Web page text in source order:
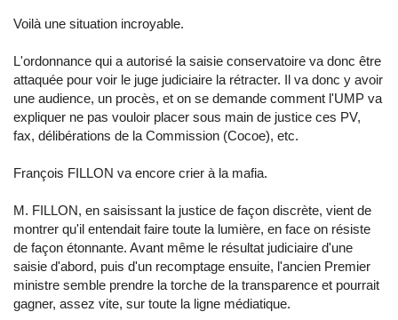
Voilà une situation incroyable.
L'ordonnance qui a autorisé la saisie conservatoire va donc être
attaquée pour voir le juge judiciaire la rétracter. Il va donc y avoir
une audience, un procès, et on se demande comment l'UMP va
expliquer ne pas vouloir placer sous main de justice ces PV,
fax, délibérations de la Commission (Cocoe), etc.
François FILLON va encore crier à la mafia.
M. FILLON, en saisissant la justice de façon discrète, vient de
montrer qu'il entendait faire toute la lumière, en face on résiste
de façon étonnante. Avant même le résultat judiciaire d'une
saisie d'abord, puis d'un recomptage ensuite, l'ancien Premier
ministre semble prendre la torche de la transparence et pourrait
gagner, assez vite, sur toute la ligne médiatique.